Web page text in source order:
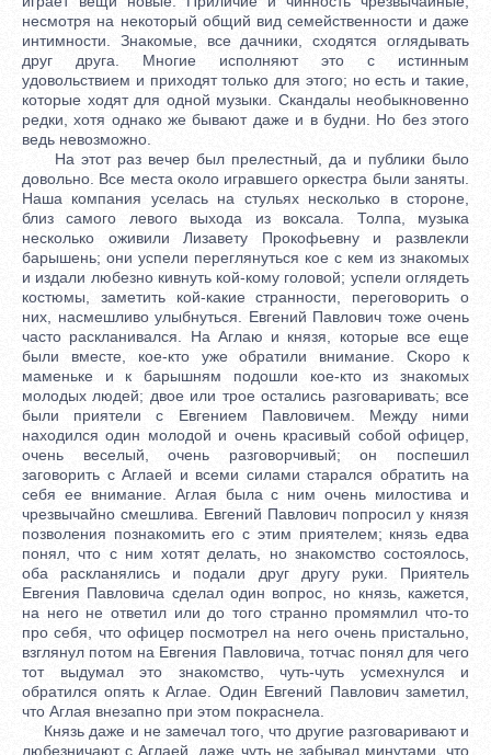
несмотря на некоторый общий вид семейственности и даже
интимности. Знакомые, все дачники, сходятся оглядывать
друг друга. Многие исполняют это с истинным
удовольствием и приходят только для этого; но есть и такие,
которые ходят для одной музыки. Скандалы необыкновенно
редки, хотя однако же бывают даже и в будни. Но без этого
ведь невозможно.
На этот раз вечер был прелестный, да и публики было
довольно. Все места около игравшего оркестра были заняты.
Наша компания уселась на стульях несколько в стороне,
близ самого левого выхода из воксала. Толпа, музыка
несколько оживили Лизавету Прокофьевну и развлекли
барышень; они успели переглянуться кое с кем из знакомых
и издали любезно кивнуть кой-кому головой; успели оглядеть
костюмы, заметить кой-какие странности, переговорить о
них, насмешливо улыбнуться. Евгений Павлович тоже очень
часто раскланивался. На Аглаю и князя, которые все еще
были вместе, кое-кто уже обратили внимание. Скоро к
маменьке и к барышням подошли кое-кто из знакомых
молодых людей; двое или трое остались разговаривать; все
были приятели с Евгением Павловичем. Между ними
находился один молодой и очень красивый собой офицер,
очень веселый, очень разговорчивый; он поспешил
заговорить с Аглаей и всеми силами старался обратить на
себя ее внимание. Аглая была с ним очень милостива и
чрезвычайно смешлива. Евгений Павлович попросил у князя
позволения познакомить его с этим приятелем; князь едва
понял, что с ним хотят делать, но знакомство состоялось,
оба раскланялись и подали друг другу руки. Приятель
Евгения Павловича сделал один вопрос, но князь, кажется,
на него не ответил или до того странно промямлил что-то
про себя, что офицер посмотрел на него очень пристально,
взглянул потом на Евгения Павловича, тотчас понял для чего
тот выдумал это знакомство, чуть-чуть усмехнулся и
обратился опять к Аглае. Один Евгений Павлович заметил,
что Аглая внезапно при этом покраснела.
Князь даже и не замечал того, что другие разговаривают и
любезничают с Аглаей, даже чуть не забывал минутами, что